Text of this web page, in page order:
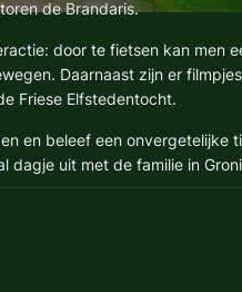
de Brandaris.
door te fietsen kan men
Daarnaast zijn er
Friese Elfstedentocht.
en beleef een onvergetelijke
dagje uit met de familie in